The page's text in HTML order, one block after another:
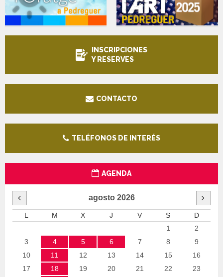
INSCRIPCIONES
Y RESERVES
CONTACTO
TELÉFONOS DE INTERÉS
AGENDA
agosto 2026
L M X J V S
D
1
2
3
4 5 6 7 8
9
10
11 12 13 14 15
16
17
18 19 20 21 22
23